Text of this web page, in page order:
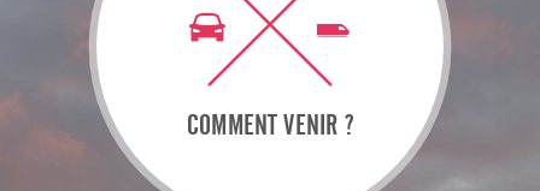
COMMENT VENIR ?